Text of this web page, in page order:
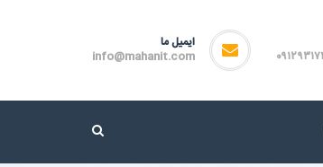
ایمیل ما
info@mahanit.com